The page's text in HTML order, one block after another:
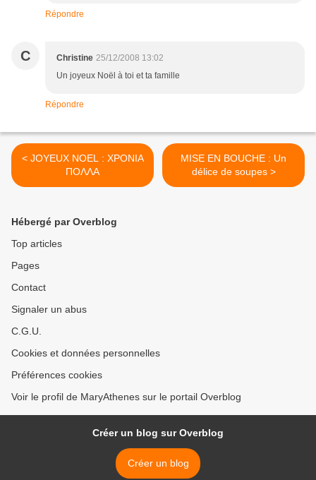
Répondre
C Christine 25/12/2008 13:02
Un joyeux Noël à toi et ta famille
Répondre
< JOYEUX NOEL : ΧΡΟΝΙΑ
ΠΟΛΛΑ
MISE EN BOUCHE : Un
délice de soupes >
Hébergé par Overblog
Top articles
Pages
Contact
Signaler un abus
C.G.U.
Cookies et données personnelles
Préférences cookies
Voir le profil de MaryAthenes sur le portail Overblog
Créer un blog sur Overblog
Créer un blog